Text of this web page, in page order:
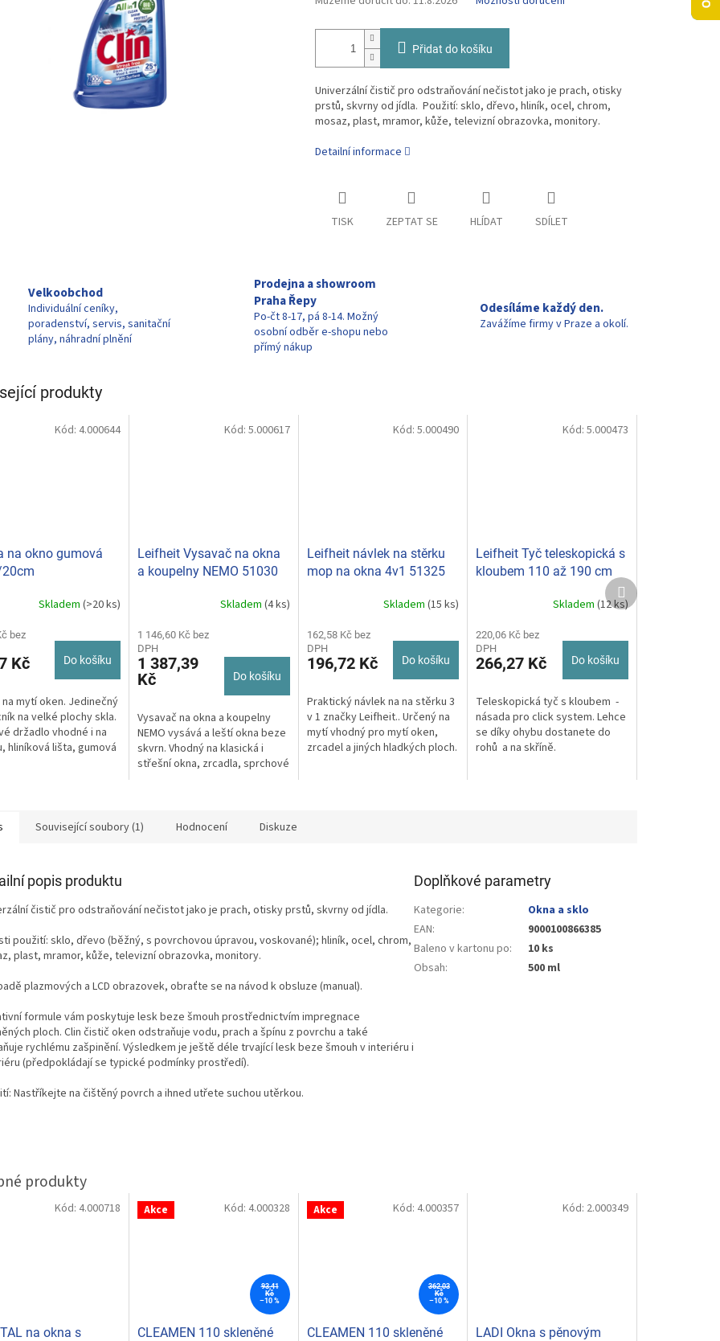
Přidat do košíku
Univerzální čistič pro odstraňování nečistot jako je prach, otisky
prstů, skvrny od jídla. Použití: sklo, dřevo, hliník, ocel, chrom,
mosaz, plast, mramor, kůže, televizní obrazovka, monitory.
Detailní informace
TISK ZEPTAT SE HLÍDAT SDÍLET
Velkoobchod
Individuální ceníky,
poradenství, servis, sanitační
plány, náhradní plnění
Prodejna a showroom
Praha Řepy
Po-čt 8-17, pá 8-14. Možný
osobní odběr e-shopu nebo
přímý nákup
Odesíláme každý den.
Zavážíme firmy v Praze a okolí.
produkty
na okno gumová
Skladem (>20 ks)
bez
Kč Do košíku
mytí oken. Jedinečný
na velké plochy skla.
držadlo vhodné i na
hliníková lišta, gumová
Kód: 4.000644
Leifheit Vysavač na okna
a koupelny NEMO 51030
Skladem (4 ks)
1 146,60 Kč bez
DPH
1 387,39
Kč
Do košíku
Vysavač na okna a koupelny
NEMO vysává a leští okna beze
skvrn. Vhodný na klasická i
střešní okna, zrcadla, sprchové
Kód: 5.000617
Leifheit návlek na stěrku
mop na okna 4v1 51325
Skladem(15 ks)
162,58 Kč bez
DPH
196,72 Kč Do košíku
Praktický návlek na na stěrku 3
v 1 značky Leifheit.. Určený na
mytí vhodný pro mytí oken,
zrcadel a jiných hladkých ploch.
Kód:5.000490
Leifheit Tyč teleskopická s
kloubem 110 až 190 cm
Skladem (12 ks)
220,06 Kč bez
DPH
266,27 Kč Do košíku
Teleskopická tyč s kloubem -
násada pro click system. Lehce
se díky ohybu dostanete do
rohů a na skříně.
Kód: 5.000473
Další
produkt
Související soubory (1) Hodnocení Diskuze
popis produktu
čistič pro odstraňování nečistot jako je prach, otisky prstů, skvrny od jídla.
použití: sklo, dřevo (běžný, s povrchovou úpravou, voskované); hliník, ocel, chrom,
plast, mramor, kůže, televizní obrazovka, monitory.
plazmových a LCD obrazovek, obraťte se na návod k obsluze (manual).
formule vám poskytuje lesk beze šmouh prostřednictvím impregnace
ploch. Clin čistič oken odstraňuje vodu, prach a špínu z povrchu a také
rychlému zašpinění. Výsledkem je ještě déle trvající lesk beze šmouh v interiéru i
(předpokládají se typické podmínky prostředí).
Nastříkejte na čištěný povrch a ihned utřete suchou utěrkou.
Doplňkové parametry
Kategorie:
Okna a sklo
EAN:
9000100866385
Baleno v kartonu po:
10 ks
Obsah: 500 ml
na okna s
Kód: 4.000718 Akce
93,41
Kč
–10 %
CLEAMEN 110 skleněné
Kód: 4.000328 Akce
362,03
Kč
–10 %
CLEAMEN 110 skleněné
Kód: 4.000357
LADI Okna s pěnovým
Kód: 2.000349